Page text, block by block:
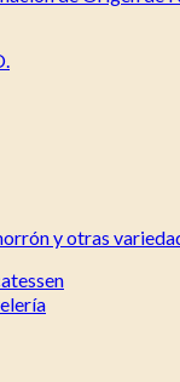
y otras